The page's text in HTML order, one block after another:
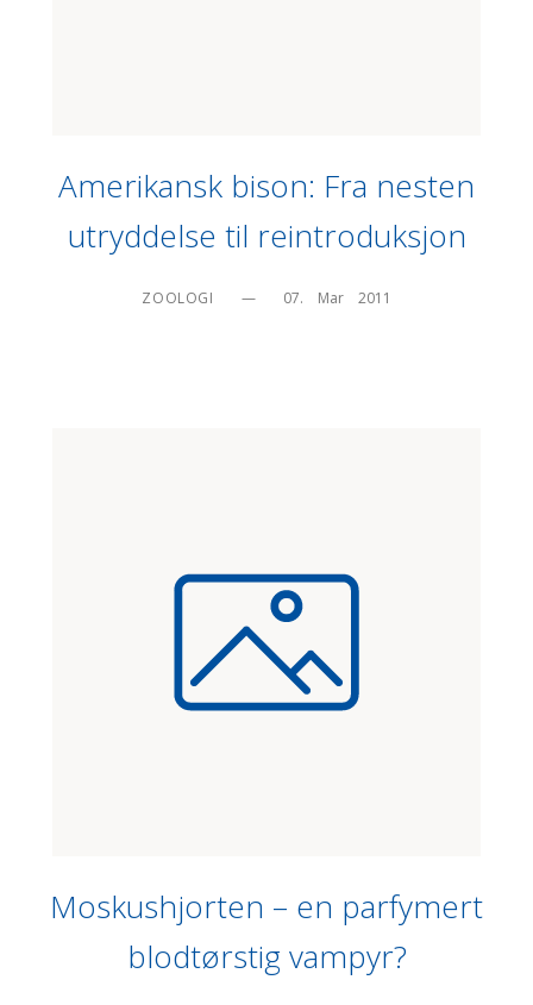
Amerikansk bison: Fra nesten
utryddelse til reintroduksjon
ZOOLOGI — 07.    Mar    2011
Moskushjorten – en parfymert
blodtørstig vampyr?